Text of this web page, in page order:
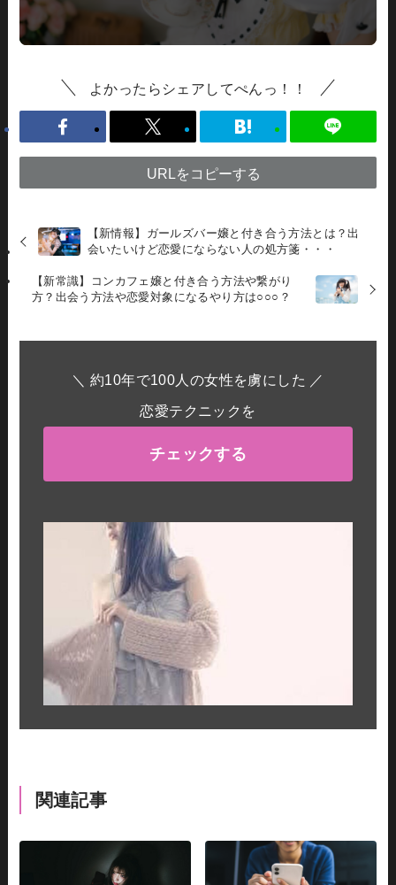
よかったらシェアしてぺんっ！！
URLをコピーする
【新情報】ガールズバー嬢と付き合う方法とは？出
会いたいけど恋愛にならない人の処方箋・・・
【新常識】コンカフェ嬢と付き合う方法や繋がり
方？出会う方法や恋愛対象になるやり方は○○○？
＼ 約10年で100人の女性を虜にした ／
恋愛テクニックを
チェックする
関連記事